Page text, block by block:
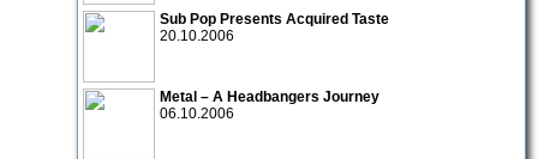
Sub Pop Presents Acquired Taste
20.10.2006
Metal – A Headbangers Journey
06.10.2006